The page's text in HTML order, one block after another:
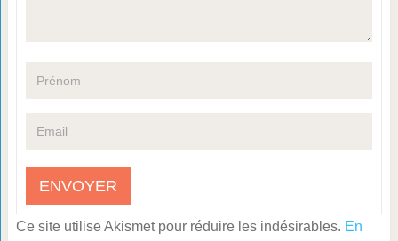
Ce site utilise Akismet pour réduire les indésirables. En